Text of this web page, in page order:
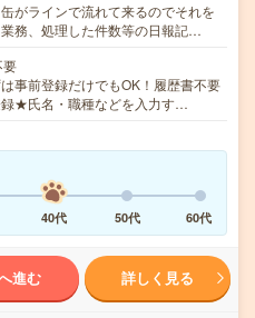
がラインで流れて来るのでそれを
務、処理した件数等の日報記…
要
事前登録だけでもOK！履歴書不要
★氏名・職種などを入力す…
40代 50代 60代
進む 詳しく見る